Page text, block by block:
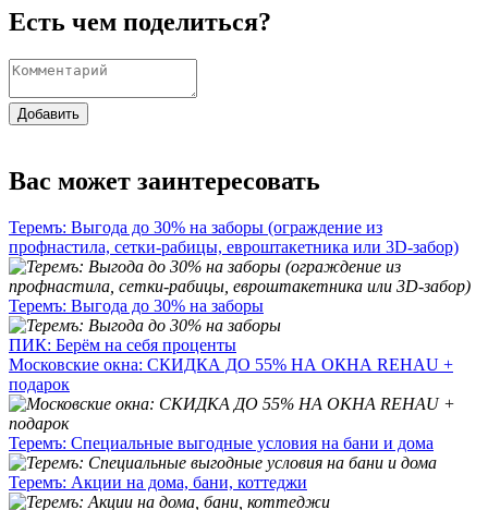
Есть чем поделиться?
Добавить
Вас может заинтересовать
Теремъ: Выгода до 30% на заборы (ограждение из
профнастила, сетки-рабицы, евроштакетника или 3D-забор)
Теремъ: Выгода до 30% на заборы
ПИК: Берём на себя проценты
Московские окна: СКИДКА ДО 55% НА ОКНА REHAU +
подарок
Теремъ: Специальные выгодные условия на бани и дома
Теремъ: Акции на дома, бани, коттеджи